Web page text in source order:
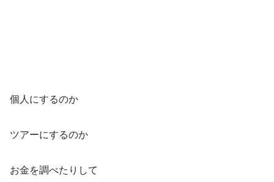
個人にするのか
ツアーにするのか
お金を調べたりして